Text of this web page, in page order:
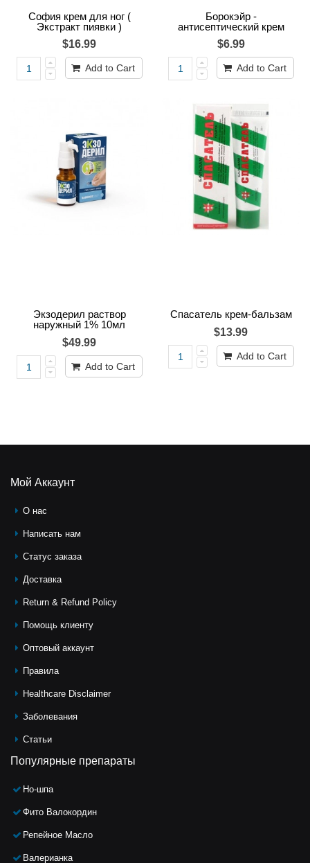
София крем для ног (
Экстракт пиявки )
$16.99
Add to Cart
Борокэйр -
антисептический крем
$6.99
Add to Cart
Экзодерил раствор
наружный 1% 10мл
$49.99
Add to Cart
Спасатель крем-бальзам
$13.99
Add to Cart
Мой Аккаунт
О нас
Написать нам
Статус заказа
Доставка
Return & Refund Policy
Помощь клиeнту
Оптовый аккаунт
Правила
Healthcare Disclaimer
Заболевания
Статьи
Популярные препараты
Но-шпа
Фито Валокордин
Репейное Масло
Валерианка